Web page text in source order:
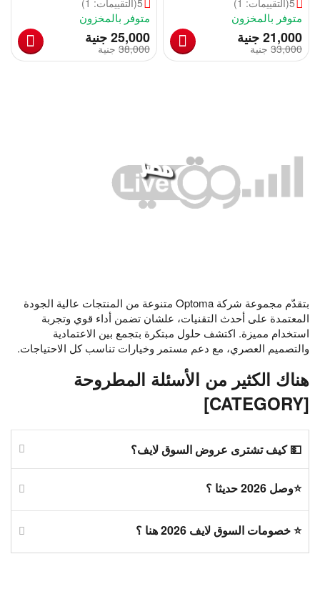
بتقدّم مجموعة شركة Optoma متنوعة من المنتجات عالية الجودة
المعتمدة على أحدث التقنيات، علشان تضمن أداء قوي وتجربة
استخدام مميزة. اكتشف حلول مبتكرة بتجمع بين الاعتمادية
والتصميم العصري، مع دعم مستمر وخيارات تناسب كل الاحتياجات.
هناك الكثير من الأسئلة المطروحة
[CATEGORY]
💵 كيف تشترى عروض السوق لايف؟
⭐وصل 2026 حديثا ؟
⭐ خصومات السوق لايف 2026 هنا ؟
5(التقييمات: 1)
متوفر بالمخزون
جنية21,000
جنية 33,000
الدراسية
5(التقييمات: 1)
متوفر بالمخزون
جنية‎25,000
جنية ‎38,000